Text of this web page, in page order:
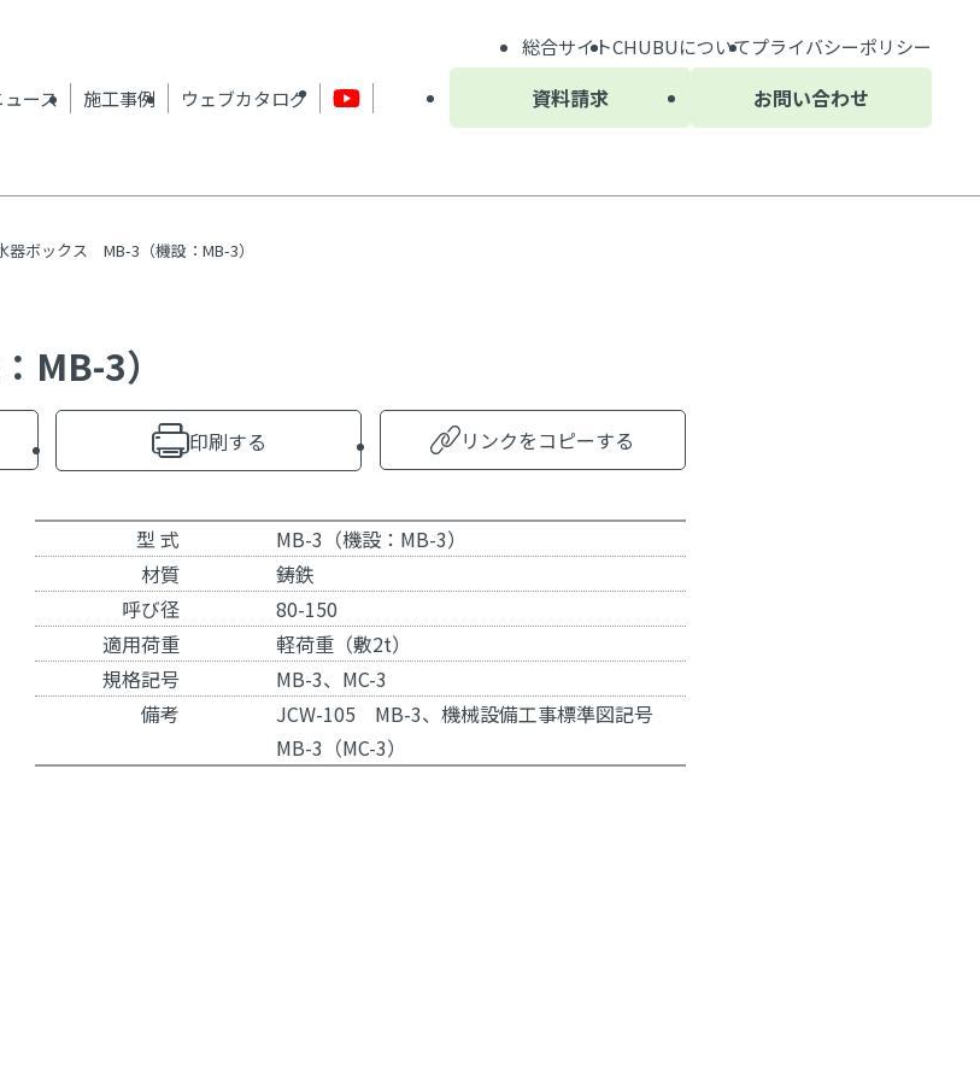
ース 施工事例 ウェブカタログ 資料請求 お問い合わせ
総合サイトCHUBUについてプライバシーポリシー
器ボックス MB-3（機設：MB-3）
MB-3）
印刷する リンクをコピーする
型 式
MB-3（機設：MB-3）
材質
鋳鉄
呼び径
80-150
適用荷重
軽荷重（敷2t）
規格記号
MB-3、MC-3
備考
JCW-105 MB-3、機械設備工事標準図記号
MB-3（MC-3）